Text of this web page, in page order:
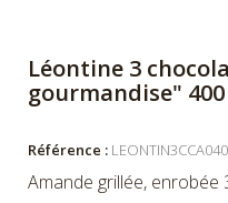
Léontine 3
gourmandise"
Référence :
Amande grillée, enrobée